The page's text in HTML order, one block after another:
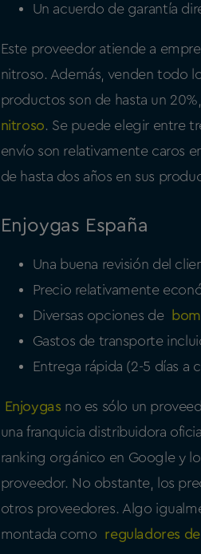
Un acuerdo de garantía
Este proveedor atiende a
nitroso. Además, venden todo
productos son de hasta un
nitroso . Se puede elegir entre
envío son relativamente caros
de hasta dos años en sus
Enjoygas España
Una buena revisión del
Precio relativamente
Diversas opciones de
Gastos de transporte
Entrega rápida (2-5 días a
Enjoygas no es sólo un
una franquicia distribuidora
ranking orgánico en Google y
proveedor. No obstante, los
otros proveedores. Algo
montada como
reguladores